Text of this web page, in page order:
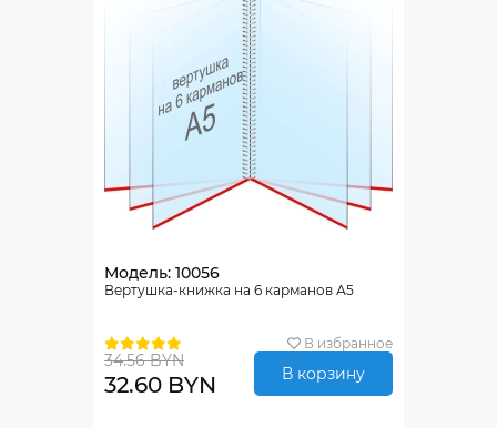
Модель: 10056
Вертушка-книжка на 6 карманов А5
В избранное
34.56 BYN
32.60 BYN В корзину